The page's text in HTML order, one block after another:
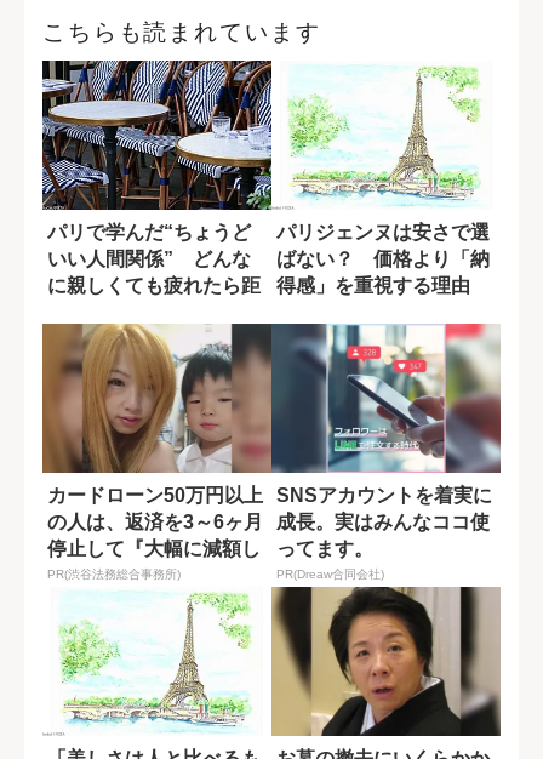
こちらも読まれています
パリで学んだ“ちょうど
いい人間関係” どんな
に親しくても疲れたら距
パリジェンヌは安さで選
ばない？ 価格より「納
得感」を重視する理由
カードローン50万円以上
の人は、返済を3～6ヶ月
停止して『大幅に減額し
てから返済...
PR(渋谷法務総合事務所)
SNSアカウントを着実に
成長。実はみんなココ使
ってます。
PR(Dreaw合同会社)